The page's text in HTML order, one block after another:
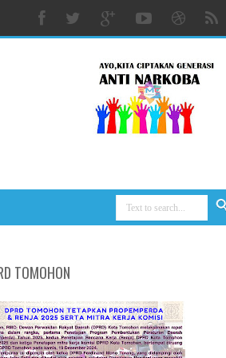
TOMOHON